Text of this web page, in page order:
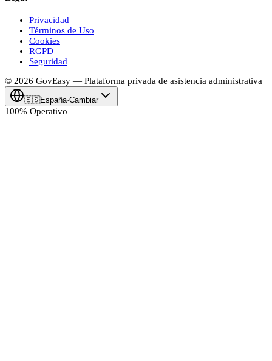
Privacidad
Términos de Uso
Cookies
RGPD
Seguridad
© 2026 GovEasy — Plataforma privada de asistencia administrativa
🇪🇸España·Cambiar
100% Operativo